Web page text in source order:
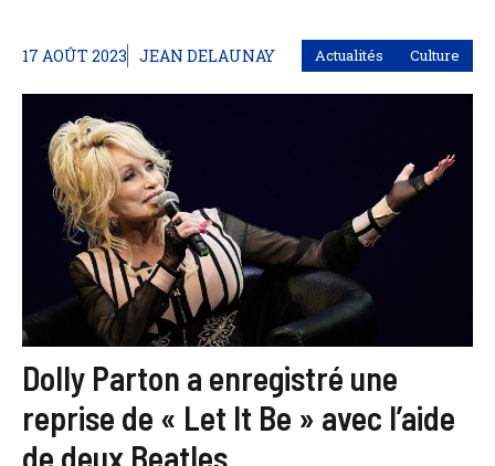
17 AOÛT 2023 JEAN DELAUNAY Actualités Culture
Dolly Parton a enregistré une
reprise de « Let It Be » avec l’aide
de deux Beatles